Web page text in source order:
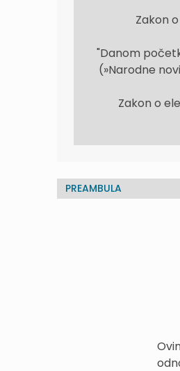
Zakon
"Danom
(»Narodne
Zakon o
PREAMBULA